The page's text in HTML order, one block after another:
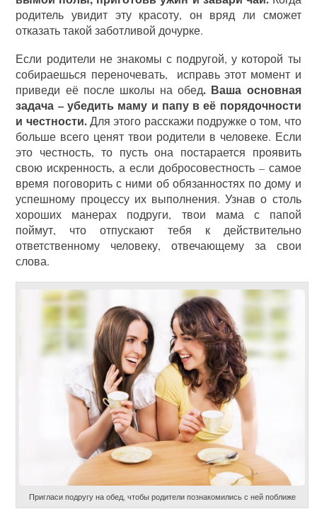
родитель увидит эту красоту, он вряд ли сможет
отказать такой заботливой дочурке.
Если родители не знакомы с подругой, у которой ты
собираешься переночевать, исправь этот момент и
приведи её после школы на обед. Ваша основная
задача – убедить маму и папу в её порядочности
и честности.Для этого расскажи подружке о том, что
больше всего ценят твои родители в человеке. Если
это честность, то пусть она постарается проявить
свою искренность, а если добросовестность – самое
время поговорить с ними об обязанностях по дому и
успешному процессу их выполнения. Узнав о столь
хороших манерах подруги, твои мама с папой
поймут, что отпускают тебя к действительно
ответственному человеку, отвечающему за свои
слова.
Пригласи подругу на обед, чтобы родители познакомились с ней поближе